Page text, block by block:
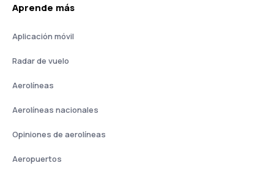
Aprende más
Aplicación móvil
Radar de vuelo
Aerolíneas
Aerolíneas nacionales
Opiniones de aerolíneas
Aeropuertos